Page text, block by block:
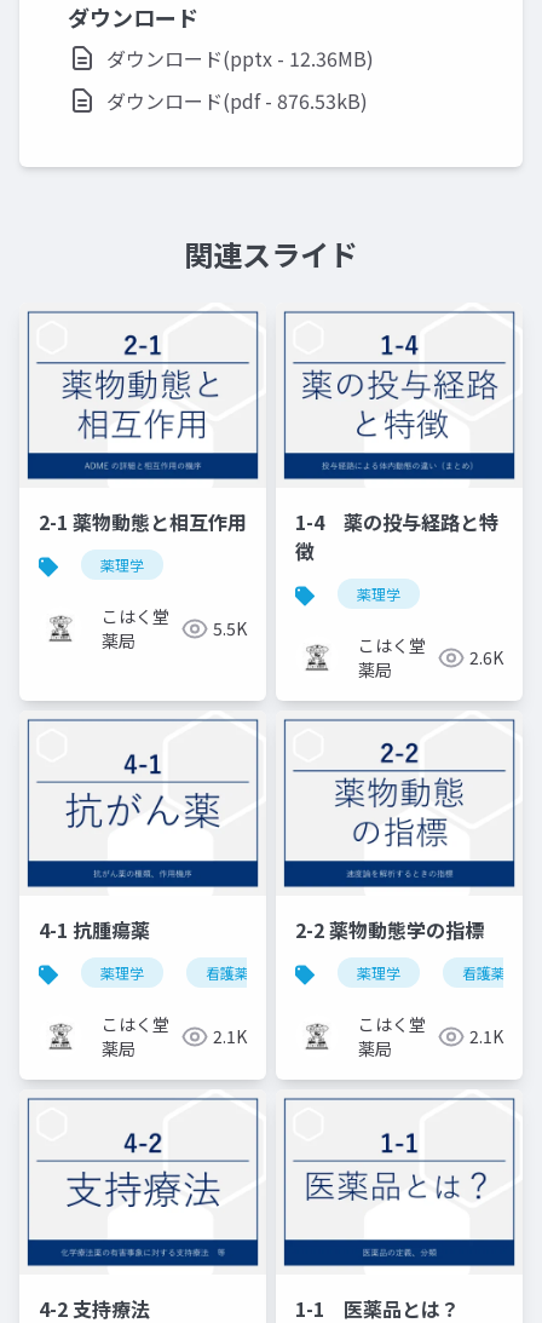
ダウンロード
ダウンロード(pptx - 12.36MB)
ダウンロード(pdf - 876.53kB)
関連スライド
2-1 薬物動態と相互作用
薬理学
こはく堂
薬局
5.5K
1-4 薬の投与経路と特
徴
薬理学
こはく堂
薬局
2.6K
4-1 抗腫瘍薬
薬理学 看護薬理学
こはく堂
薬局
2.1K
2-2 薬物動態学の指標
薬理学 看護薬理学
こはく堂
薬局
2.1K
4-2 支持療法 1-1 医薬品とは？